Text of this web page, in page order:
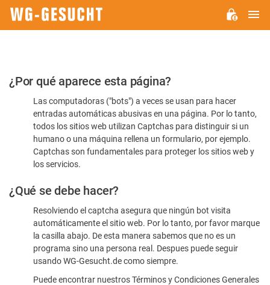
Por
favor,
confirme
humano
¿Por qué aparece esta página?
Las computadoras ("bots") a veces se usan para hacer
entradas automáticas abusivas en una página. Por lo tanto,
todos los sitios web utilizan Captchas para distinguir si un
humano o una máquina rellena un formulario, por ejemplo.
Captchas son fundamentales para proteger los sitios web y
los servicios.
¿Qué se debe hacer?
Resolviendo el captcha asegura que ningún bot visita
automáticamente el sitio web. Por lo tanto, por favor marque
la casilla abajo. De esta manera sabemos que no es un
programa sino una persona real. Despues puede seguir
usando WG-Gesucht.de como siempre.
Puede encontrar nuestros Términos y Condiciones Generales